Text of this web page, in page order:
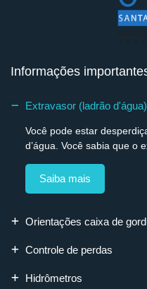
Informações
Extravasor (ladrão d'água)
Você pode estar
d’água. Você sabia que o
Saiba mais
Orientações caixa de
Controle de perdas
Hidrômetros